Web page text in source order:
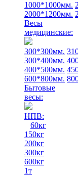
1000*1000мм.
2000*1200мм.
Весы
медицинские:
300*300мм.
300*400мм.
400*500мм.
600*800мм.
Бытовые
весы:
НПВ:
60кг
150кг
200кг
300кг
600кг
1т